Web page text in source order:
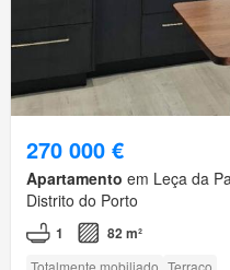
270 000 €
Apartamento em Leça da
Distrito do Porto
1 82 m²